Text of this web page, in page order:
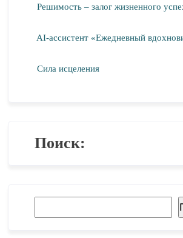
Решимость – залог жизненного
AI-ассистент «Ежедневный
Сила исцеления
Поиск: